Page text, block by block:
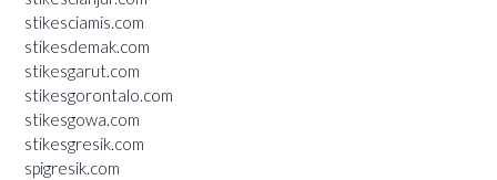
stikesciamis.com
stikesdemak.com
stikesgarut.com
stikesgorontalo.com
stikesgowa.com
stikesgresik.com
spigresik.com